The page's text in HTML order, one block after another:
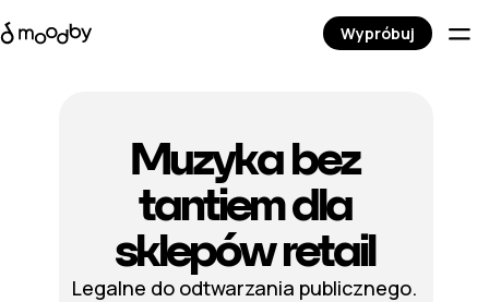
Muzyka bez
tantiem dla
sklepów retail
Legalne do odtwarzania publicznego.
Wypróbuj